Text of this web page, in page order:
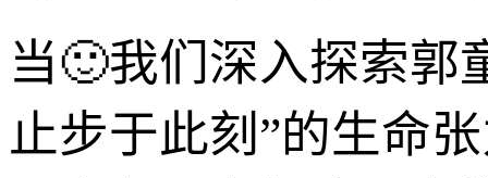
当🙂我们深入探索郭
止步于此刻”的生命